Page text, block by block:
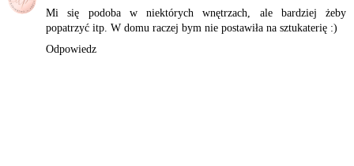
Mi się podoba w niektórych wnętrzach, ale bardziej żeby
popatrzyć itp. W domu raczej bym nie postawiła na sztukaterię :)
Odpowiedz